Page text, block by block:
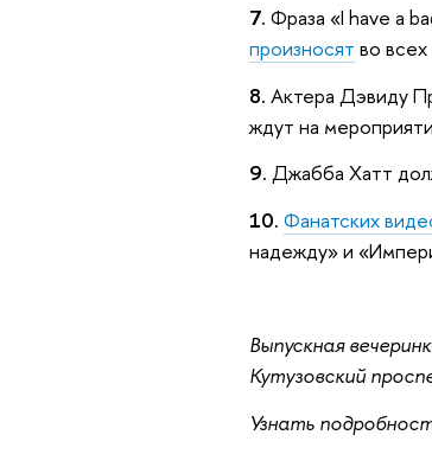
7. Фраза «I have a
произносят во
8. Актера Дэвиду
ждут на
9. Джабба Хатт
10. Фанатских
надежду» и
Выпускная
Кутузовский
Узнать